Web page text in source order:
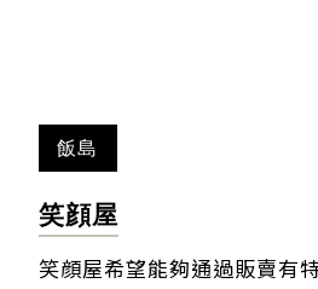
飯島
笑顔屋
笑顔屋希望能夠通過販賣有